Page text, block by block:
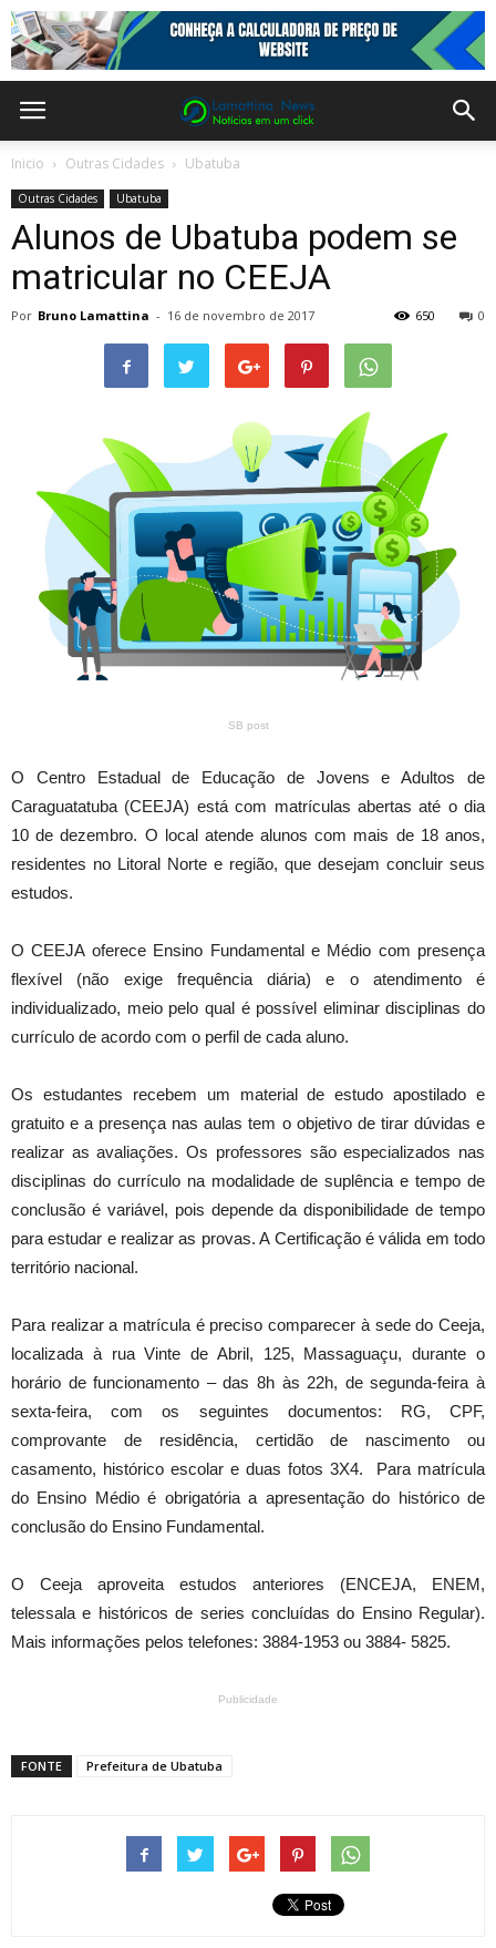
Inicio Outras Cidades Ubatuba
Outras Cidades Ubatuba
Alunos de Ubatuba podem se
matricular no CEEJA
Por Bruno Lamattina - 16 de novembro de 2017 0
650
SB post
O Centro Estadual de Educação de Jovens e Adultos de
Caraguatatuba (CEEJA) está com matrículas abertas até o dia
10 de dezembro. O local atende alunos com mais de 18 anos,
residentes no Litoral Norte e região, que desejam concluir seus
estudos.
O CEEJA oferece Ensino Fundamental e Médio com presença
flexível (não exige frequência diária) e o atendimento é
individualizado, meio pelo qual é possível eliminar disciplinas do
currículo de acordo com o perfil de cada aluno.
Os estudantes recebem um material de estudo apostilado e
gratuito e a presença nas aulas tem o objetivo de tirar dúvidas e
realizar as avaliações. Os professores são especializados nas
disciplinas do currículo na modalidade de suplência e tempo de
conclusão é variável, pois depende da disponibilidade de tempo
para estudar e realizar as provas. A Certificação é válida em todo
território nacional.
Para realizar a matrícula é preciso comparecer à sede do Ceeja,
localizada à rua Vinte de Abril, 125, Massaguaçu, durante o
horário de funcionamento – das 8h às 22h, de segunda-feira à
sexta-feira, com os seguintes documentos: RG, CPF,
comprovante de residência, certidão de nascimento ou
casamento, histórico escolar e duas fotos 3X4. Para matrícula
do Ensino Médio é obrigatória a apresentação do histórico de
conclusão do Ensino Fundamental.
O Ceeja aproveita estudos anteriores (ENCEJA, ENEM,
telessala e históricos de series concluídas do Ensino Regular).
Mais informações pelos telefones: 3884-1953 ou 3884- 5825.
Publicidade
FONTE Prefeitura de Ubatuba